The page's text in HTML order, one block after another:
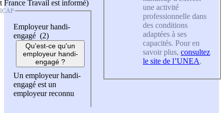
France Travail est informé)
Employeur handi-
engagé (2)
Qu'est-ce qu'un
employeur handi-
engagé ?
Un employeur handi-
engagé est un
employeur reconnu
une activité
professionnelle dans
des conditions
adaptées à ses
capacités. Pour en
savoir plus, consultez
le site de l’UNEA.